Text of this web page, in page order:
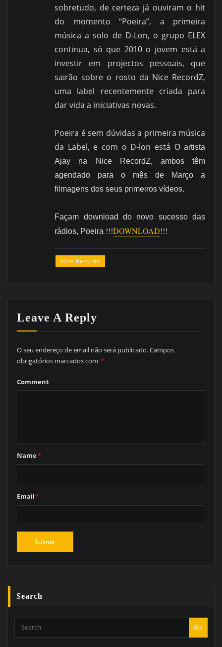
sobretudo, de certeza já ouviram o hit
do momento “Poeira”, a primeira
música a solo de D-Lon, o grupo ELEX
continua, só que 2010 o jovem está a
investir em projectos pessoais, que
sairão sobre o rosto da Nice RecordZ,
uma label recentemente criada para
dar vida a iniciativas novas.
Poeira é sem dúvidas a primeira música
da Label, e com o D-lon está O artista
Ajay na Nice RecordZ, ambos têm
agendado para o mês de Março a
filmagens dos seus primeiros vídeos.
Façam download do novo sucesso das
rádios, Poeira !!!DOWNLOAD!!!
Nice Recordz
Leave A Reply
O seu endereço de email não será publicado.Campos
obrigatórios marcados com *
Comment
Name*
Email*
Search
Go